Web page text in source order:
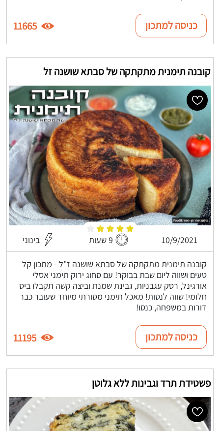
כניסה למתכון 11665
קובנה תימנית מתקתקה של סבתא שושנה זל
10/9/2021 9 שעות בינוני
קובנה תימנית מתקתקה של סבתא שושנה ז"ל - מתכון קל
טעים ושווה ליום שבת בבוקר! עם סחוג ירוק תימני אסלי
אורגינל, רסק עגבניות, גבינת שמנת וביצה קשה תקבלו ביס
חלומי! שווה לנסות! מאכל תימני מסורתי מיוחד שעובר כבר
דורות במשפחה, כנסו!
כניסה למתכון 11195
פשטידת תרד וגבינות ללא גלוטן